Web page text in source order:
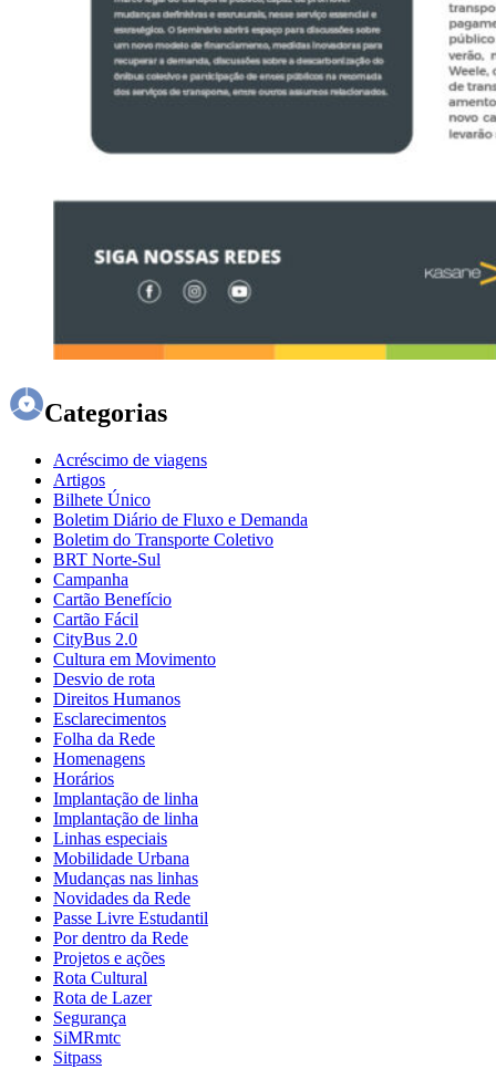
Categorias
Acréscimo de viagens
Artigos
Bilhete Único
Boletim Diário de Fluxo e Demanda
Boletim do Transporte Coletivo
BRT Norte-Sul
Campanha
Cartão Benefício
Cartão Fácil
CityBus 2.0
Cultura em Movimento
Desvio de rota
Direitos Humanos
Esclarecimentos
Folha da Rede
Homenagens
Horários
Implantação de linha
Implantação de linha
Linhas especiais
Mobilidade Urbana
Mudanças nas linhas
Novidades da Rede
Passe Livre Estudantil
Por dentro da Rede
Projetos e ações
Rota Cultural
Rota de Lazer
Segurança
SiMRmtc
Sitpass